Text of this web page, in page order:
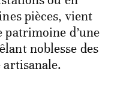
pièces, vient
d’une
noblesse des